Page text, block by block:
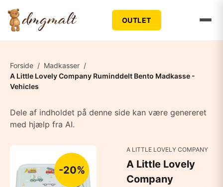
OUTLET
Forside / Madkasser /
A Little Lovely Company Ruminddelt Bento Madkasse -
Vehicles
Dele af indholdet på denne side kan være genereret
med hjælp fra AI.
-20%
A LITTLE LOVELY COMPANY
A Little Lovely
Company